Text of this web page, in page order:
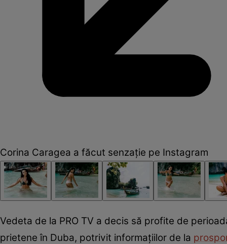
Corina Caragea a făcut senzație pe Instagram
Vedeta de la PRO TV a decis să profite de
prietene în Duba, potrivit informațiilor de la